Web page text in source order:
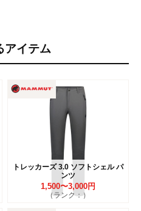
アイテム
トレッカーズ 3.0 ソフトシェル パ
ンツ
1,500〜3,000円
（ランク：）